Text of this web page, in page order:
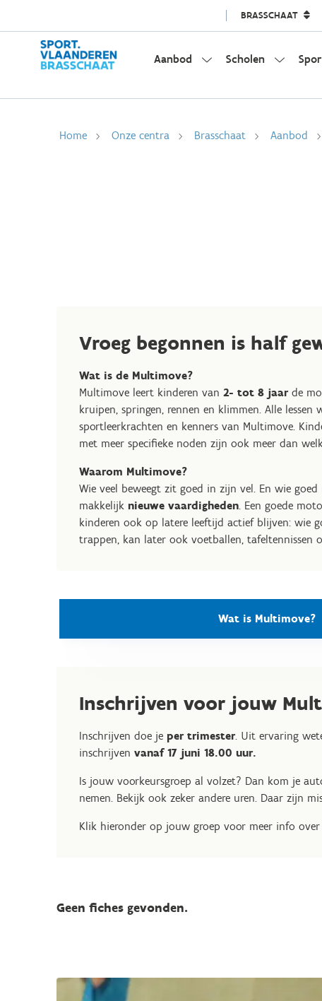
BRASSCHAAT
Aanbod Scholen
Home Onze centra Brasschaat Aanbod
Vroeg begonnen is half
Wat is de Multimove?
Multimove leert kinderen van 2- tot 8 jaarde
kruipen, springen, rennen en klimmen. Alle lessen
sportleerkrachten en kenners van Multimove.
met meer specifieke noden zijn ook meer dan
Waarom Multimove?
Wie veel beweegt zit goed in zijn vel. En wie
makkelijk nieuwe vaardigheden. Een goede
kinderen ook op latere leeftijd actief blijven: wie
trappen, kan later ook voetballen, tafeltennissen
Wat is Multimove?
Inschrijven voor jouw
Inschrijven doe je per trimester. Uit ervaring
inschrijven vanaf 17 juni 18.00 uur.
Is jouw voorkeursgroep al volzet? Dan kom je
nemen. Bekijk ook zeker andere uren. Daar zijn
Klik hieronder op jouw groep voor meer info
Geen fiches gevonden.